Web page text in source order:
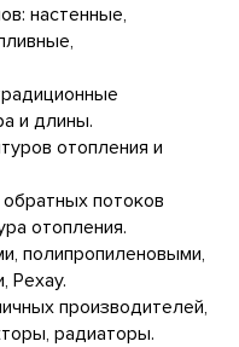
настенные,
и длины.
отопления и
потоков
отопления.
полипропиленовыми,
Рехау.
производителей,
радиаторы.